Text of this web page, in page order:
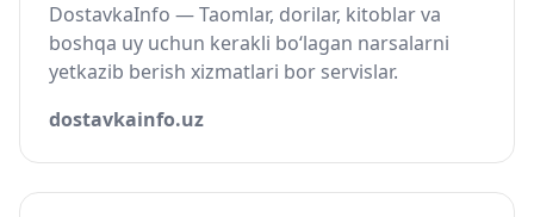
DostavkaInfo — Taomlar, dorilar, kitoblar va
boshqa uy uchun kerakli bo‘lagan narsalarni
yetkazib berish xizmatlari bor servislar.
dostavkainfo.uz